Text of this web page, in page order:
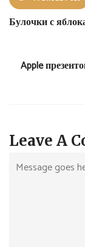
Булочки с
Apple
Leave A